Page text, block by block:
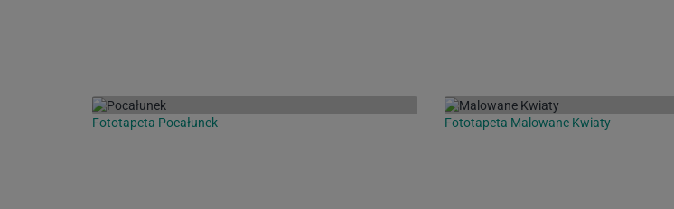
Fototapeta Pocałunek Fototapeta Malowane Kwiaty